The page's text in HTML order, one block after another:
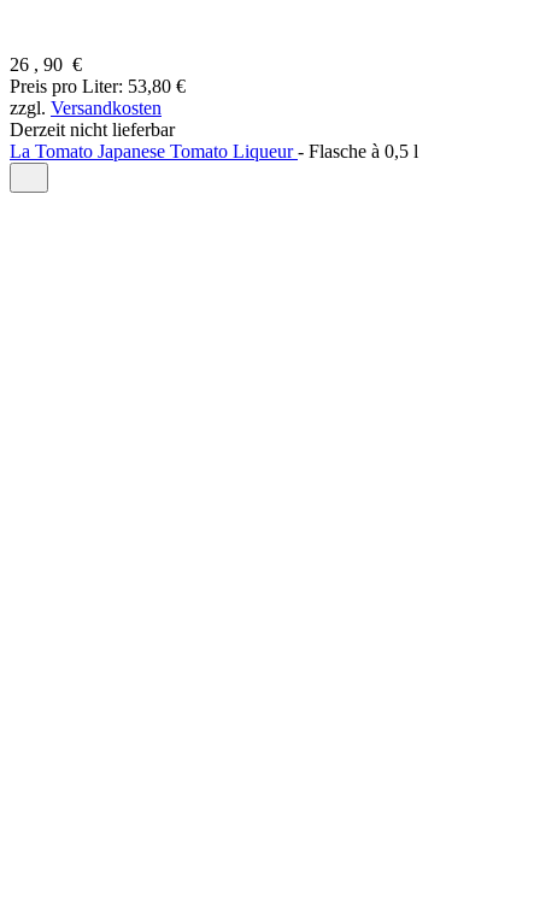
26 , 90 €
Preis pro Liter: 53,80 €
zzgl. Versandkosten
Derzeit nicht lieferbar
La Tomato Japanese Tomato Liqueur- Flasche à 0,5 l